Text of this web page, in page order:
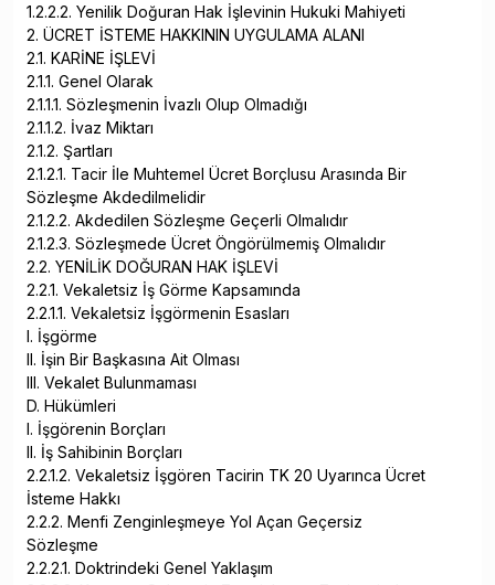
1.2.2.2. Yenilik Doğuran Hak İşlevinin Hukuki Mahiyeti
2. ÜCRET İSTEME HAKKININ UYGULAMA ALANI
2.1. KARİNE İŞLEVİ
2.1.1. Genel Olarak
2.1.1.1. Sözleşmenin İvazlı Olup Olmadığı
2.1.1.2. İvaz Miktarı
2.1.2. Şartları
2.1.2.1. Tacir İle Muhtemel Ücret Borçlusu Arasında Bir
Sözleşme Akdedilmelidir
2.1.2.2. Akdedilen Sözleşme Geçerli Olmalıdır
2.1.2.3. Sözleşmede Ücret Öngörülmemiş Olmalıdır
2.2. YENİLİK DOĞURAN HAK İŞLEVİ
2.2.1. Vekaletsiz İş Görme Kapsamında
2.2.1.1. Vekaletsiz İşgörmenin Esasları
I. İşgörme
II. İşin Bir Başkasına Ait Olması
III. Vekalet Bulunmaması
D. Hükümleri
I. İşgörenin Borçları
II. İş Sahibinin Borçları
2.2.1.2. Vekaletsiz İşgören Tacirin TK 20 Uyarınca Ücret
İsteme Hakkı
2.2.2. Menfi Zenginleşmeye Yol Açan Geçersiz
Sözleşme
2.2.2.1. Doktrindeki Genel Yaklaşım